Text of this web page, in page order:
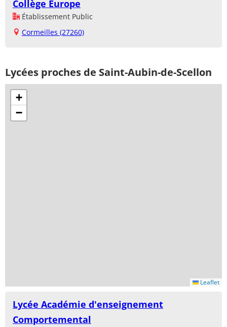
Collège Europe
Établissement Public
Cormeilles (27260)
Lycées proches de Saint-Aubin-de-Scellon
+
−
Leaflet
Lycée Académie d'enseignement
Comportemental